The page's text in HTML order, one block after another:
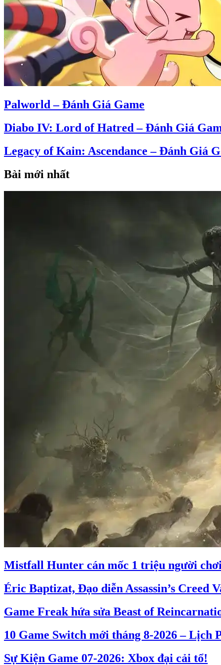
Palworld – Đánh Giá Game
Diabo IV: Lord of Hatred – Đánh Giá
Legacy of Kain: Ascendance – Đánh Giá
Bài mới nhất
Mistfall Hunter cán mốc 1 triệu người
Éric Baptizat, Đạo diễn Assassin’s
Game Freak hứa sửa Beast of
10 Game Switch mới tháng 8-2026 – Lịch
Sự Kiện Game 07-2026: Xbox đại cải tổ!